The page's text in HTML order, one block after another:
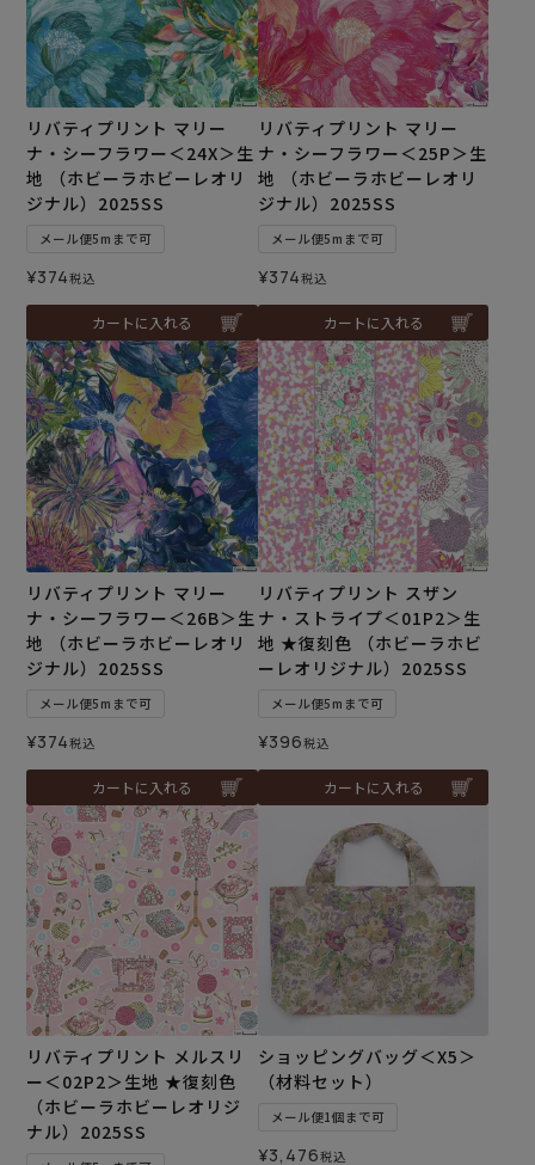
リバティプリント マリー
ナ・シーフラワー＜24X＞生
地 （ホビーラホビーレオリ
ジナル）2025SS
メール便5mまで可
¥374税込
カートに入れる
リバティプリント マリー
ナ・シーフラワー＜25P＞生
地 （ホビーラホビーレオリ
ジナル）2025SS
メール便5mまで可
¥374税込
カートに入れる
リバティプリント マリー
ナ・シーフラワー＜26B＞生
地 （ホビーラホビーレオリ
ジナル）2025SS
メール便5mまで可
¥374税込
カートに入れる
リバティプリント スザン
ナ・ストライプ＜01P2＞生
地 ★復刻色 （ホビーラホビ
ーレオリジナル）2025SS
メール便5mまで可
¥396税込
カートに入れる
リバティプリント メルスリ
ー＜02P2＞生地 ★復刻色
（ホビーラホビーレオリジ
ナル）2025SS
ショッピングバッグ＜X5＞
（材料セット）
メール便1個まで可
¥3,476税込